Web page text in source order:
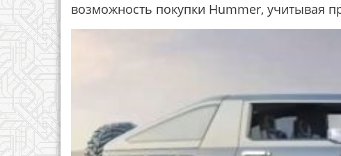
возможность покупки Hummer, учитывая